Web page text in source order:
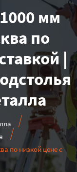
мм
по
|
по низкой цене с